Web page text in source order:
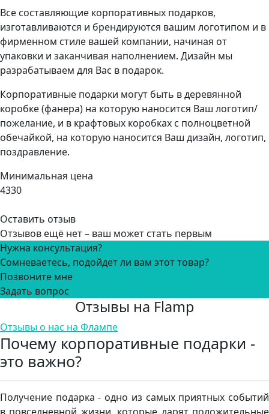
Все составляющие корпоративных подарков,
изготавливаются и брендируются вашим логотипом и в
фирменном стиле вашей компании, начиная от
упаковки и заканчивая наполнением. Дизайн мы
разрабатываем для Вас в подарок.
Корпоративные подарки могут быть в деревянной
коробке (фанера) на которую наносится Ваш логотип/
пожелание, и в крафтовых коробках с полноцветной
обечайкой, на которую наносится Ваш дизайн, логотип,
поздравление.
Минимальная цена
4330
Оставить отзыв
Отзывов ещё нет – ваш может стать первым
Нужна консультация?
Сомневаетесь, подойдет ли вам этот товар?
Позвоните мне
Задать вопрос
Отзывы на Flamp
Отзывы о нас на Флампе
Почему корпоративные подарки -
это важно?
Получение подарка - одно из самых приятных событий